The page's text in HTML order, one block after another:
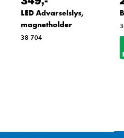
LED Advarselslys,
magnetholder
38-704